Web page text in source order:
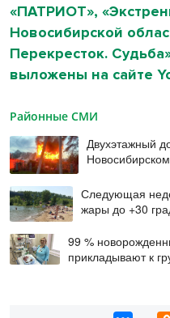
«ПАТРИОТ»,
Новосибирской
Перекресток.
выложены на сайте
Районные СМИ
Двухэтажный
Новосибирском
Следующая
жары до +30
99 %
прикладывают к